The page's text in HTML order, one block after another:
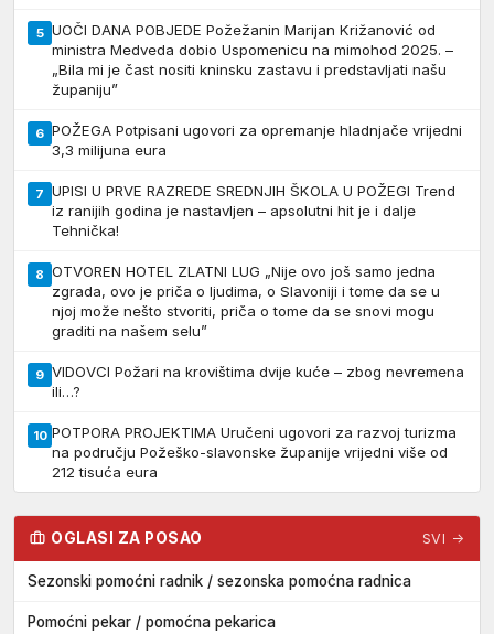
5 UOČI DANA POBJEDE Požežanin Marijan Križanović od
ministra Medveda dobio Uspomenicu na mimohod 2025. –
„Bila mi je čast nositi kninsku zastavu i predstavljati našu
županiju”
6 POŽEGA Potpisani ugovori za opremanje hladnjače vrijedni
3,3 milijuna eura
7 UPISI U PRVE RAZREDE SREDNJIH ŠKOLA U POŽEGI Trend
iz ranijih godina je nastavljen – apsolutni hit je i dalje
Tehnička!
8 OTVOREN HOTEL ZLATNI LUG „Nije ovo još samo jedna
zgrada, ovo je priča o ljudima, o Slavoniji i tome da se u
njoj može nešto stvoriti, priča o tome da se snovi mogu
graditi na našem selu”
9 VIDOVCI Požari na krovištima dvije kuće – zbog nevremena
ili…?
10 POTPORA PROJEKTIMA Uručeni ugovori za razvoj turizma
na području Požeško-slavonske županije vrijedni više od
212 tisuća eura
OGLASI ZA POSAO SVI →
Sezonski pomoćni radnik / sezonska pomoćna radnica
Pomoćni pekar / pomoćna pekarica